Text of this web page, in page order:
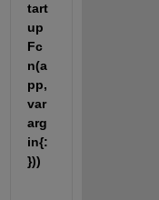
tart
up
Fc
n(a
pp,
var
arg
in{:
}))